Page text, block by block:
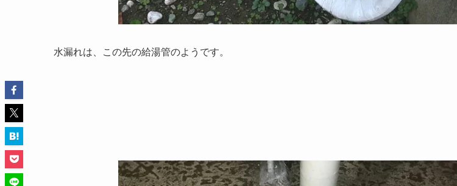
水漏れは、この先の給湯管のようです。